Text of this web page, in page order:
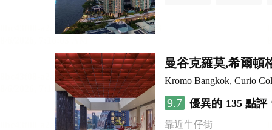
曼谷克羅莫,希爾頓
Kromo Bangkok, Curio
9.7 優異的 135 點評
靠近牛仔街